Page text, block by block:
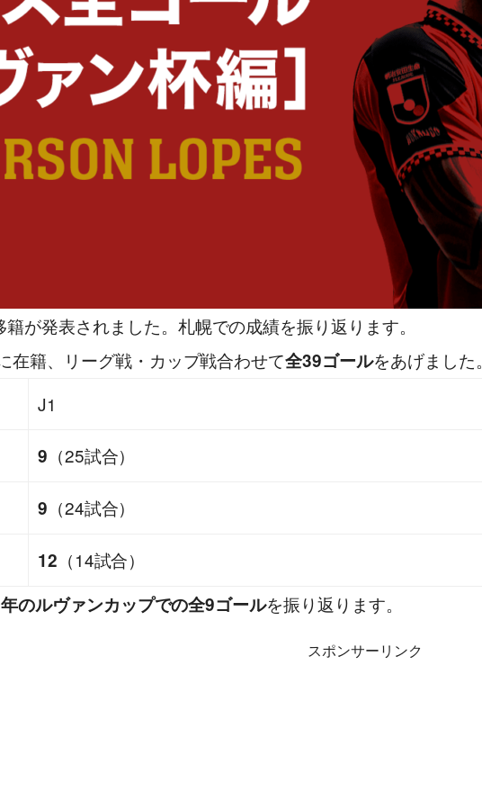
が発表されました。札幌での成績を振り返ります。
在籍、リーグ戦・カップ戦合わせて全39ゴールをあげました。
J1
9 （25試合）
9 （24試合）
12 （14試合）
のルヴァンカップでの全9ゴールを振り返ります。
スポンサーリンク